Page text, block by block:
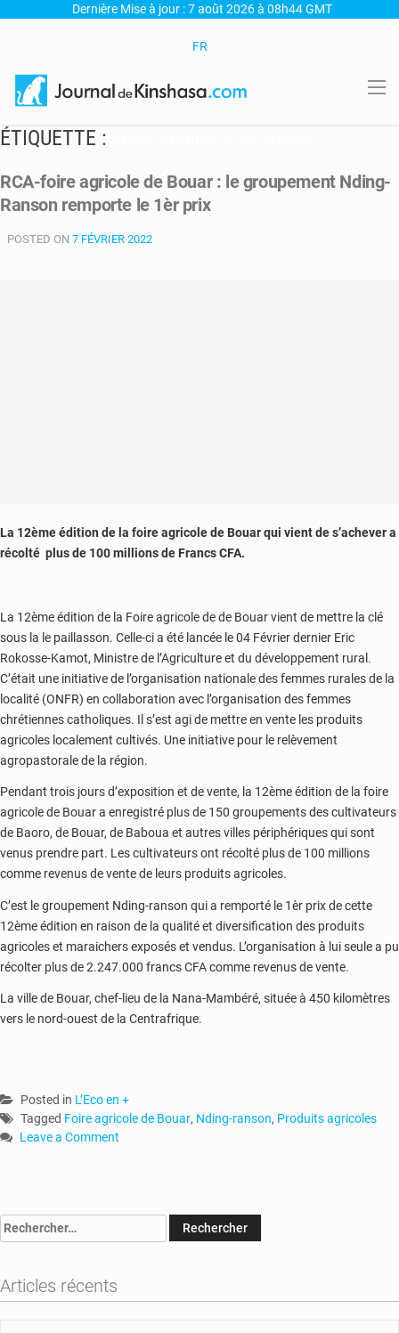
Dernière Mise à jour : 7 août 2026 à 08h44 GMT
FR
ÉTIQUETTE :
RCA-foire agricole de Bouar : le groupement Nding-
Ranson remporte le 1èr prix
POSTED ON 7 FÉVRIER 2022
La 12ème édition de la foire agricole de Bouar qui vient de s’achever a
récolté plus de 100 millions de Francs CFA.
La 12ème édition de la Foire agricole de de Bouar vient de mettre la clé
sous la le paillasson. Celle-ci a été lancée le 04 Février dernier Eric
Rokosse-Kamot, Ministre de l’Agriculture et du développement rural.
C’était une initiative de l’organisation nationale des femmes rurales de la
localité (ONFR) en collaboration avec l’organisation des femmes
chrétiennes catholiques. Il s’est agi de mettre en vente les produits
agricoles localement cultivés. Une initiative pour le relèvement
agropastorale de la région.
Pendant trois jours d’exposition et de vente, la 12ème édition de la foire
agricole de Bouar a enregistré plus de 150 groupements des cultivateurs
de Baoro, de Bouar, de Baboua et autres villes périphériques qui sont
venus prendre part. Les cultivateurs ont récolté plus de 100 millions
comme revenus de vente de leurs produits agricoles.
C’est le groupement Nding-ranson qui a remporté le 1èr prix de cette
12ème édition en raison de la qualité et diversification des produits
agricoles et maraichers exposés et vendus. L’organisation à lui seule a pu
récolter plus de 2.247.000 francs CFA comme revenus de vente.
La ville de Bouar, chef-lieu de la Nana-Mambéré, située à 450 kilomètres
vers le nord-ouest de la Centrafrique.
Posted in L’Eco en +
Tagged Foire agricole de Bouar, Nding-ranson, Produits agricoles
Leave a Comment
de
le
groupement
Rechercher :
Articles récents